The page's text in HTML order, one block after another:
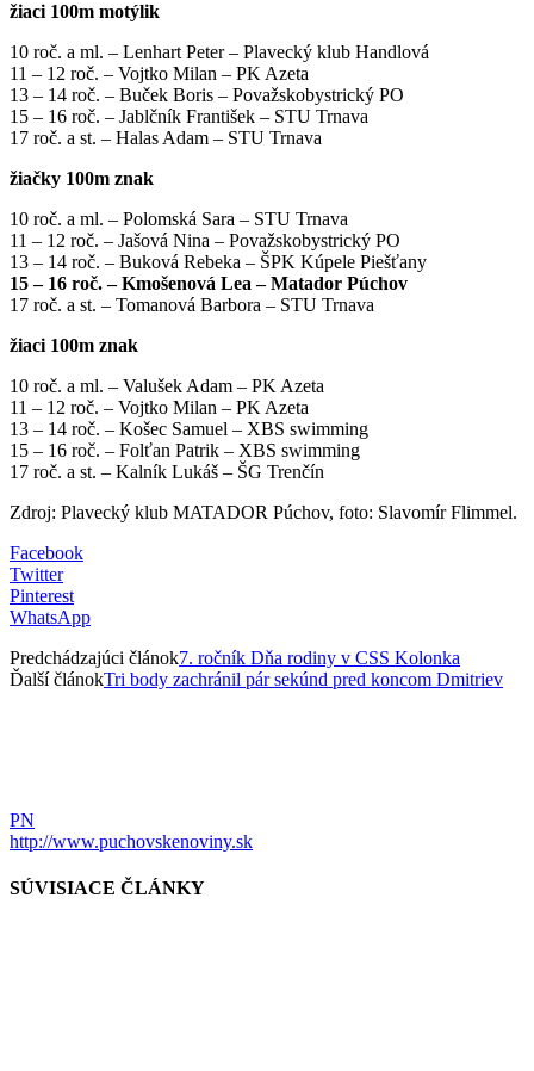
žiaci 100m motýlik
10 roč. a ml. – Lenhart Peter – Plavecký klub Handlová
11 – 12 roč. – Vojtko Milan – PK Azeta
13 – 14 roč. – Buček Boris – Považskobystrický PO
15 – 16 roč. – Jablčník František – STU Trnava
17 roč. a st. – Halas Adam – STU Trnava
žiačky 100m znak
10 roč. a ml. – Polomská Sara – STU Trnava
11 – 12 roč. – Jašová Nina – Považskobystrický PO
13 – 14 roč. – Buková Rebeka – ŠPK Kúpele Piešťany
15 – 16 roč. – Kmošenová Lea – Matador Púchov
17 roč. a st. – Tomanová Barbora – STU Trnava
žiaci 100m znak
10 roč. a ml. – Valušek Adam – PK Azeta
11 – 12 roč. – Vojtko Milan – PK Azeta
13 – 14 roč. – Košec Samuel – XBS swimming
15 – 16 roč. – Folťan Patrik – XBS swimming
17 roč. a st. – Kalník Lukáš – ŠG Trenčín
Zdroj: Plavecký klub MATADOR Púchov, foto: Slavomír Flimmel.
Facebook
Twitter
Pinterest
WhatsApp
Predchádzajúci článok7. ročník Dňa rodiny v CSS Kolonka
Ďalší článokTri body zachránil pár sekúnd pred koncom Dmitriev
PN
http://www.puchovskenoviny.sk
SÚVISIACE ČLÁNKY